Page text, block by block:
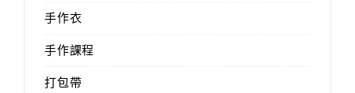
手作衣
手作課程
打包帶